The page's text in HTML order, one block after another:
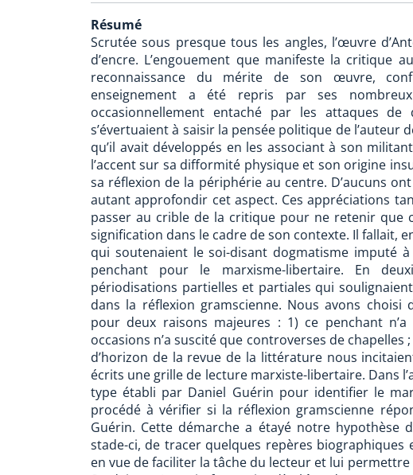
Résumé
Scrutée sous presque tous les angles, l’œuvre
d’encre. L’engouement que manifeste la critique
reconnaissance du mérite de son œuvre,
enseignement a été repris par ses
occasionnellement entaché par les attaques de
s’évertuaient à saisir la pensée politique de l’auteur
qu’il avait développés en les associant à son
l’accent sur sa difformité physique et son origine
sa réflexion de la périphérie au centre. D’aucuns
autant approfondir cet aspect. Ces appréciations
passer au crible de la critique pour ne retenir que
signification dans le cadre de son contexte. Il fallait,
qui soutenaient le soi-disant dogmatisme imputé
penchant pour le marxisme-libertaire. En
périodisations partielles et partiales qui
dans la réflexion gramscienne. Nous avons choisi
pour deux raisons majeures : 1) ce penchant
occasions n’a suscité que controverses de
d’horizon de la revue de la littérature nous
écrits une grille de lecture marxiste-libertaire. Dans
type établi par Daniel Guérin pour identifier le
procédé à vérifier si la réflexion gramscienne
Guérin. Cette démarche a étayé notre hypothèse
stade-ci, de tracer quelques repères biographiques
en vue de faciliter la tâche du lecteur et lui